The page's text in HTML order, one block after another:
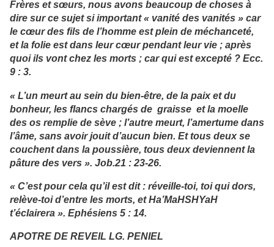
Frères et sœurs, nous avons beaucoup de choses à
dire sur ce sujet si important « vanité des vanités » car
le cœur des fils de l’homme est plein de méchanceté,
et la folie est dans leur cœur pendant leur vie ; après
quoi ils vont chez les morts ; car qui est excepté ? Ecc.
9 : 3.
« L’un meurt au sein du bien-être, de la paix et du
bonheur, les flancs chargés de graisse et la moelle
des os remplie de sève ; l’autre meurt, l’amertume dans
l’âme, sans avoir jouit d’aucun bien. Et tous deux se
couchent dans la poussière, tous deux deviennent la
pâture des vers ». Job.21 : 23-26.
« C’est pour cela qu’il est dit : réveille-toi, toi qui dors,
relève-toi d’entre les morts, et Ha’MaHSHYaH
t’éclairera ». Ephésiens 5 : 14.
APOTRE DE REVEIL LG. PENIEL